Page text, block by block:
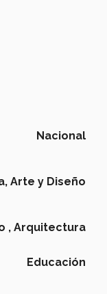
Nacional
Arte y Diseño
, Arquitectura
Educación